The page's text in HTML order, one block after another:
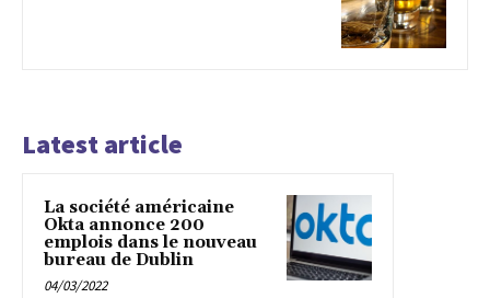
Latest article
La société américaine
Okta annonce 200
emplois dans le nouveau
bureau de Dublin
04/03/2022